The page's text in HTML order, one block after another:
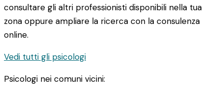
consultare gli altri professionisti disponibili nella tua
zona oppure ampliare la ricerca con la consulenza
online.
Vedi tutti gli psicologi
Psicologi nei comuni vicini: